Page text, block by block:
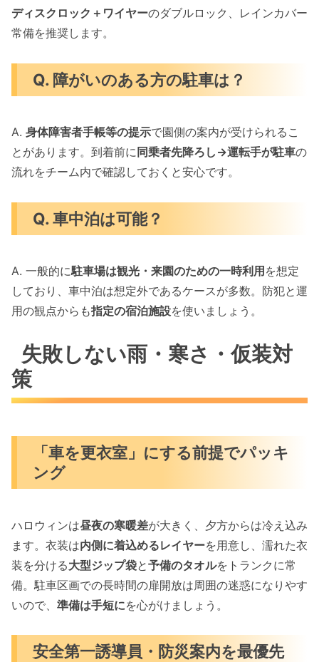
ディスクロック＋ワイヤーのダブルロック、レインカバー
常備を推奨します。
Q. 障がいのある方の駐車は？
A. 身体障害者手帳等の提示で園側の案内が受けられるこ
とがあります。到着前に 同乗者先降ろし→運転手が駐車の
流れをチーム内で確認しておくと安心です。
Q. 車中泊は可能？
A. 一般的に駐車場は観光・来園のための一時利用 を想定
しており、車中泊は想定外であるケースが多数。防犯と運
用の観点からも指定の宿泊施設を使いましょう。
失敗しない雨・寒さ・仮装対
策
「車を更衣室」にする前提でパッキ
ング
ハロウィンは昼夜の寒暖差が大きく、夕方からは冷え込み
ます。衣装は内側に着込めるレイヤーを用意し、濡れた衣
装を分ける大型ジップ袋と予備のタオルをトランクに常
備。駐車区画での長時間の扉開放は周囲の迷惑になりやす
いので、 準備は手短にを心がけましょう。
安全第一誘導員・防災案内を最優先